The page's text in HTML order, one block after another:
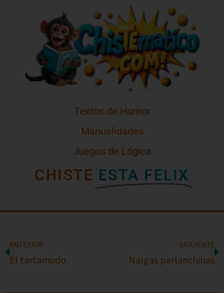
Textos de Humor
Manualidades
Juegos de Lógica
CHISTE ESTA FELIX
ANTERIOR
El tartamudo
SIGUIENTE
Nalgas parlanchinas